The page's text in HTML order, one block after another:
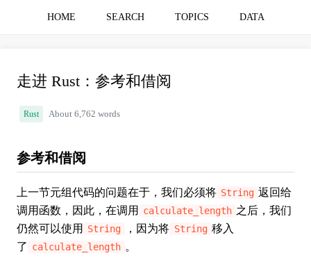
HOME SEARCH TOPICS DATA
走进 Rust：参考和借阅
Rust About 6,762 words
参考和借阅
上一节元组代码的问题在于，我们必须将 String 返回给
调用函数，因此，在调用
calculate_length 之后，我们
仍然可以使用
String ，因为将 String 移入
了 calculate_length 。